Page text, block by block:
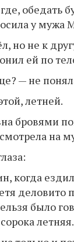
обедать
у мужа
но не к
ей по
— не
летней.
бровями
на
когда
деловито
было
летняя.